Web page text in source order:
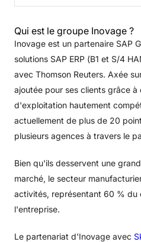
Qui est le groupe Inovage ?
Inovage est un partenaire SAP
solutions SAP ERP (B1 et S/4
avec Thomson Reuters. Axée
ajoutée pour ses clients grâce
d'exploitation hautement
actuellement de plus de 20
plusieurs agences à travers le
Bien qu'ils desservent une
marché, le secteur
activités, représentant 60 % du
l'entreprise.
Le partenariat d'Inovage avec